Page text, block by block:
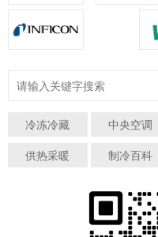
冷冻冷藏 中央空调
供热采暖
制冷百科